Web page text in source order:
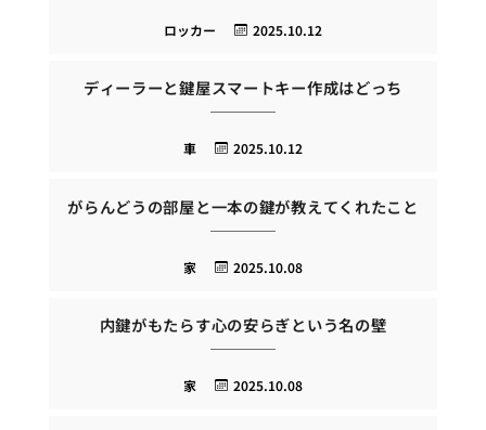
2025.10.12
ロッカー
ディーラーと鍵屋スマートキー作成はどっち
2025.10.12
車
がらんどうの部屋と一本の鍵が教えてくれたこと
2025.10.08
家
内鍵がもたらす心の安らぎという名の壁
2025.10.08
家